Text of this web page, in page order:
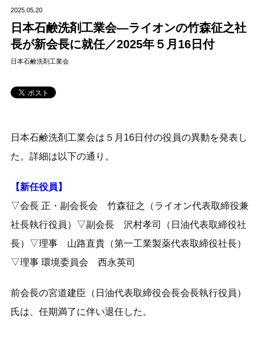
2025.05.20
日本石鹸洗剤工業会―ライオンの竹森征之社
長が新会長に就任／2025年５月16日付
日本石鹸洗剤工業会
日本石鹸洗剤工業会は５月16日付の役員の異動を発表し
た。詳細は以下の通り。
【新任役員】
▽会長 正・副会長会 竹森征之（ライオン代表取締役兼
社長執行役員）▽副会長 沢村孝司（日油代表取締役社
長）▽理事 山路直貴（第一工業製薬代表取締役社長）
▽理事 環境委員会 西永英司
前会長の宮道建臣（日油代表取締役会長会長執行役員）
氏は、任期満了に伴い退任した。